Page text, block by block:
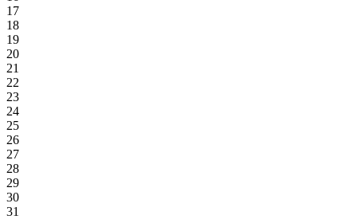
17
18
19
20
21
22
23
24
25
26
27
28
29
30
31